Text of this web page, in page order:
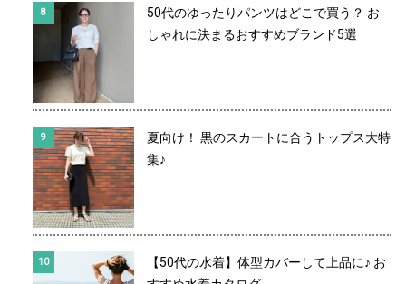
50代のゆったりパンツはどこで買う？ お
しゃれに決まるおすすめブランド5選
夏向け！ 黒のスカートに合うトップス大特
集♪
【50代の水着】体型カバーして上品に♪ お